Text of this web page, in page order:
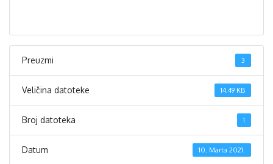
Preuzmi 3
Veličina datoteke 14.49 KB
Broj datoteka 1
Datum 10. Marta 2021.